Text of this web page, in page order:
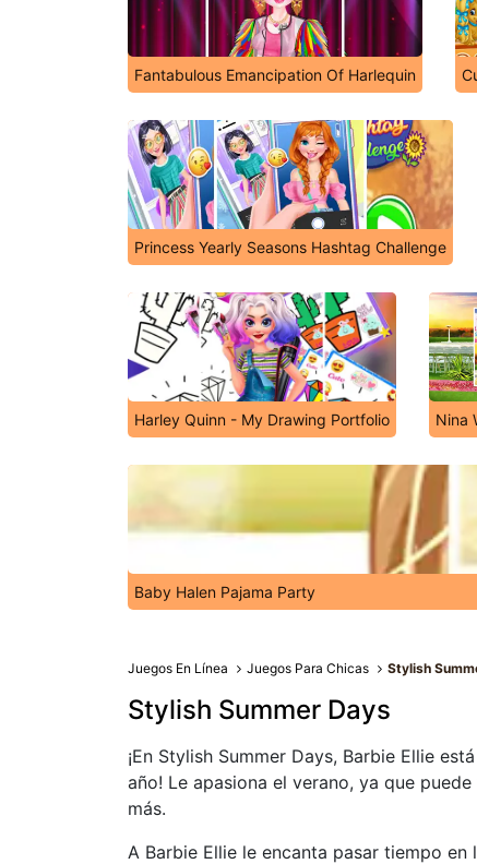
Fantabulous Emancipation Of Harlequin
Princess Yearly Seasons Hashtag Challenge
Harley Quinn - My Drawing Portfolio Nina
Baby Halen Pajama Party
Juegos En Línea Juegos Para Chicas Stylish
Stylish Summer Days
¡En Stylish Summer Days, Barbie Ellie
año! Le apasiona el verano, ya que
más.
A Barbie Ellie le encanta pasar tiempo